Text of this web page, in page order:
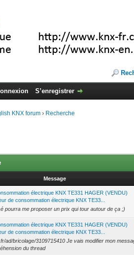
S’enregistrer
KNX forum › Recherche
Message
électrique KNX TE331 HAGER (VENDU)
de consommation électrique KNX TE33...
pourra me proposer un prix qui tour autour de ça ;)
électrique KNX TE331 HAGER (VENDU)
de consommation électrique KNX TE33...
ad/bricolage/3109715410 Je vais modifier mon
du thread